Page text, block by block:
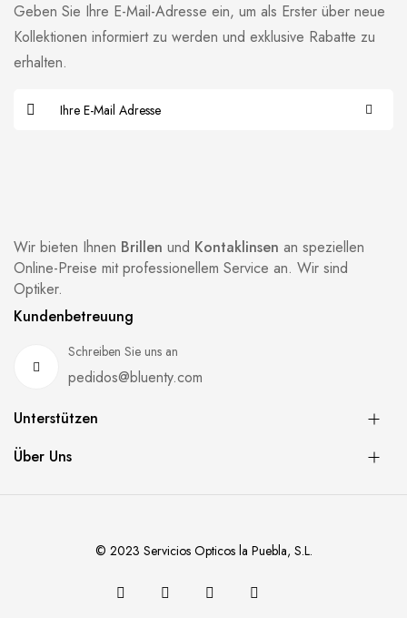
Wir bieten Ihnen Brillen und Kontaklinsen an speziellen
Online-Preise mit professionellem Service an. Wir sind
Optiker.
Kundenbetreuung
Schreiben Sie uns an
pedidos@bluenty.com
Unterstützen
Über Uns
Geben Sie Ihre E-Mail-Adresse ein, um als Erster über neue
Kollektionen informiert zu werden und exklusive Rabatte zu
erhalten.
© 2023 Servicios Opticos la Puebla, S.L.